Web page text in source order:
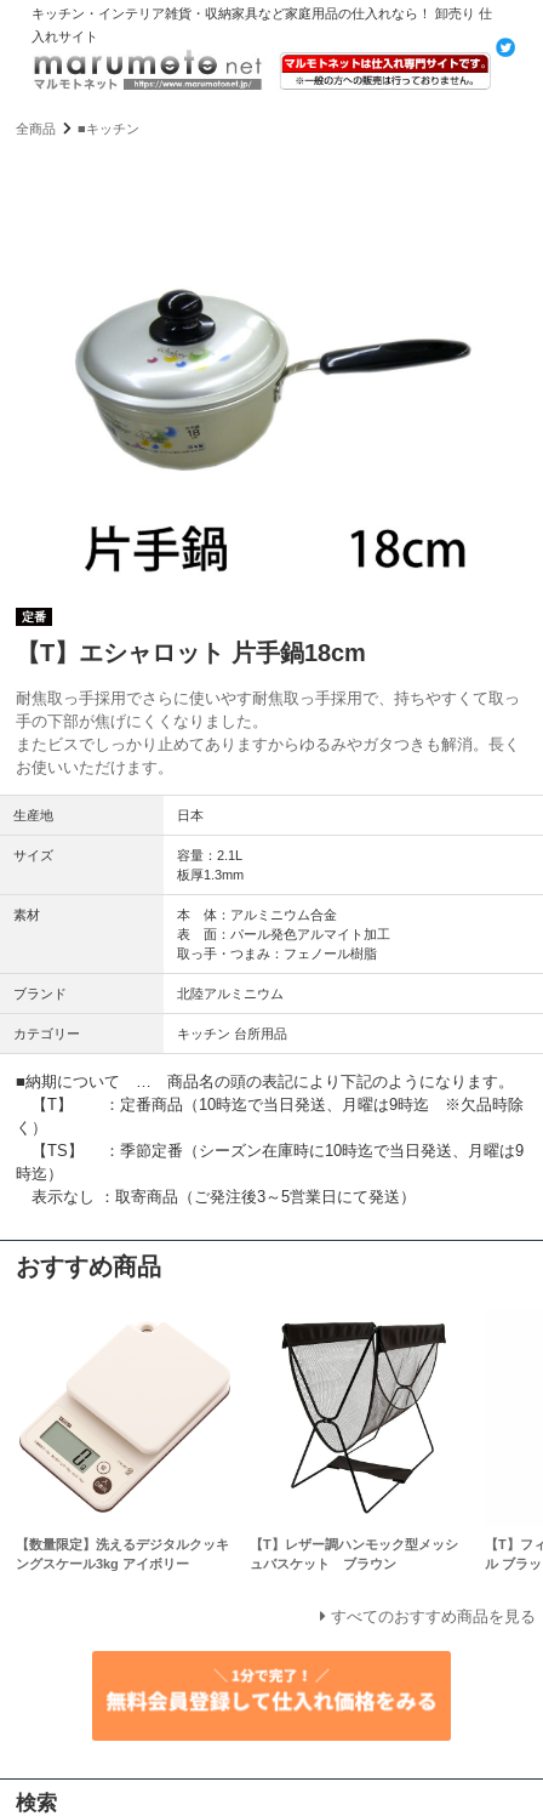
キッチン・インテリア雑貨・収納家具など家庭用品の仕入れなら！ 卸売り 仕
入れサイト
全商品 ■キッチン
定番
【T】エシャロット 片手鍋18cm
耐焦取っ手採用でさらに使いやす耐焦取っ手採用で、持ちやすくて取っ
手の下部が焦げにくくなりました。
またビスでしっかり止めてありますからゆるみやガタつきも解消。長く
お使いいただけます。
生産地 日本
サイズ
容量：2.1L
板厚1.3mm
素材
本 体：アルミニウム合金
表 面：パール発色アルマイト加工
取っ手・つまみ：フェノール樹脂
ブランド 北陸アルミニウム
カテゴリー キッチン 台所用品
■納期について … 商品名の頭の表記により下記のようになります。
【T】 ：定番商品（10時迄で当日発送、月曜は9時迄 ※欠品時除
く）
【TS】 ：季節定番（シーズン在庫時に10時迄で当日発送、月曜は9
時迄）
表示なし ：取寄商品（ご発注後3～5営業日にて発送）
おすすめ商品
【数量限定】洗えるデジタルクッキ
ングスケール3kg アイボリー
【T】レザー調ハンモック型メッシ
ュバスケット ブラウン
【T】フ
ル ブラ
すべてのおすすめ商品を見る
検索